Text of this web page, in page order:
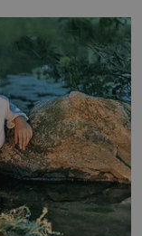
švadlena
podívejte.“